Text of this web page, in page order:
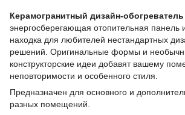
Керамогранитный дизайн-обогреватель
энергосберегающая отопительная панель
находка для любителей нестандартных
решений. Оригинальные формы и
конструкторские идеи добавят вашему
неповторимости и особенного стиля.
Предназначен для основного и
разных помещений.